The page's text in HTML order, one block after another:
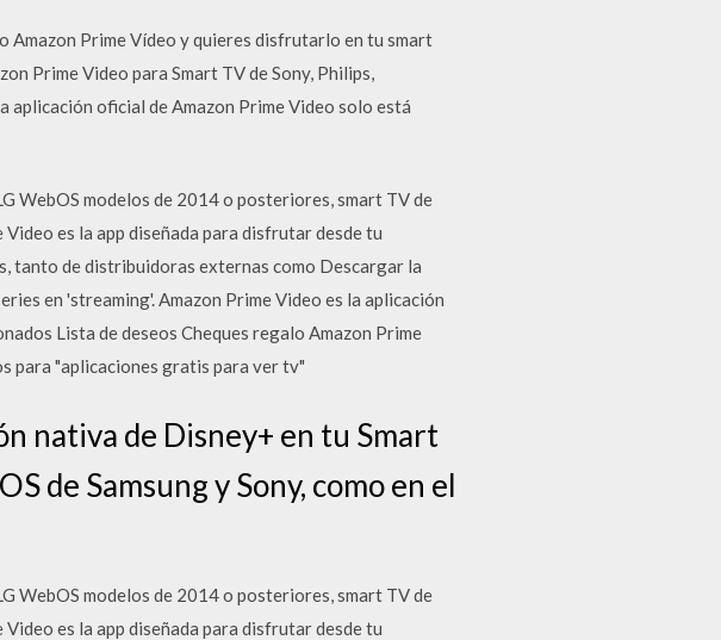
Amazon Prime Vídeo y quieres disfrutarlo en tu smart
Prime Video para Smart TV de Sony, Philips,
aplicación oficial de Amazon Prime Video solo está
WebOS modelos de 2014 o posteriores, smart TV de
es la app diseñada para disfrutar desde tu
tanto de distribuidoras externas como Descargar la
en 'streaming'. Amazon Prime Video es la aplicación
Lista de deseos Cheques regalo Amazon Prime
para "aplicaciones gratis para ver tv"
nativa de Disney+ en tu Smart
de Samsung y Sony, como en el
WebOS modelos de 2014 o posteriores, smart TV de
es la app diseñada para disfrutar desde tu